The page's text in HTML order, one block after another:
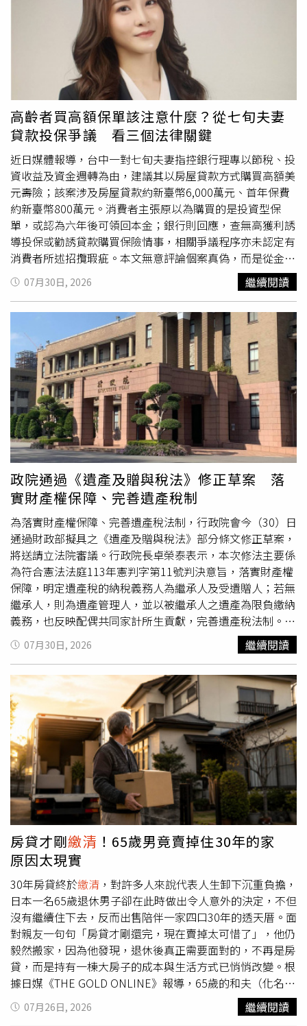
占案，2021年4月13日入獄，同年11月17日因癌症保外就
醫期間病逝。孫道存2016年因欠稅上億元遭行政執行署聲
請管收，只花2小時就繳清，傳出這筆錢由太電代墊，當時
擔任時代力量立委的黃國昌為此告發，北檢清查緊盯金流，
才追出孫道存弟弟後續公款私用的弊案。起訴書指出，孫道
亨與林世章身為上市公司高層，濫用職權損害公司利益，依
《證券交易法》特別背信罪提起公訴，並向法院聲請沒收、
追徵吳逸玲所取得的900萬3850元（243萬餘元現金與657
萬餘元車輛支出）不法所得。
高齡者買高額保單該注意什麼？從七旬夫妻
貸款投保爭議 看三個法律關鍵
近日媒體報導，台中一對七旬夫妻指控銀行理專以節稅、投
資收益及資金週轉為由，建議其以房屋貸款方式購買高額美
元壽險；該案涉及房屋貸款約新臺幣6,000萬元、首年保費
約新臺幣800萬元。消費者主張原以為購買的是投資型保
單，或認為六年後可領回本金；銀行則回應，查無高獲利誘
導投保或勸誘貸款購買保險情事，相關爭議程序亦未認定有
消費者所述招攬瑕疵。本文無意評論個案真偽，而是從金融
消費者保護法與保險法制角度，討論高齡者購買高額保單時
真正應注意的法律問題：有資產是否代表商品適合？有簽名
是否代表真正理解？有錄音錄影是否就沒有爭議？事後想解
約，是否一定能全額退費？115年4月金管會修正保險業招
攬及核保理賠辦法第6條、第7條，針對高齡投保、借款買保
險及解舊約買新約案件，調整關懷措施與作業流程。其重點
並非放鬆高齡保護，而是從單純以「65歲」作為判斷標準，
轉向更精細的「脆弱性評估」、「商品適合度」及「投保權
益保障措施」。一、有資產，不代表保單一定適合高額保單
爭議中，金融機構常會強調客戶與銀行往來多年、具備相當
資產，甚至能以不動產取得大額貸款。然而，法律上「有資
產」不等於「商品適合」。依金融消費者保護法第7條，金
融服務業與金融消費者訂約，應本於公平合理、平等互惠及
誠信原則，並盡善良管理人注意義務。同法第9條則要求金
融服務業於締約前充分瞭解金融消費者資料，以確保商品或
服務之適合度。另金融服務業確保金融商品或服務適合金融
消費者辦法第2條、第3條，也要求金融服務業依商品特性建
立差異化事前審查機制，並由適當單位審核簽約程序及客戶
資訊完整性。因此，能取得高額貸款，只能說明客戶可能具
有擔保品或信用條件，不能直接推論其適合以貸款購買長年
期、高額、外幣或具解約損失風險的保單。資產規模、貸款
能力、保費負擔能力、現金流及保險需求，必須分開判斷。
保險業招攬及核保理賠辦法第7條亦要求保險業建立核保制
度，包括財務核保、生調體檢標準及保險需求與適合度評
估。大額保單至少應確認：保費是否壓縮退休生活費、醫療
費及長照預備金；資金來源是否為閒置資金、貸款或保單借
款；保單目的究竟是保障、退休現金流、資產配置或財富傳
承；保費支出與保險需求是否相當；高齡者是否理解提前解
約、減額繳清、匯率及利率變動風險。換言之，以閒置資金
基於明確保障或傳承需求投保，與業務員積極建議高齡者貸
款繳保費，在法律評價上並不相同。前者可能是合理保險規
劃，後者則可能涉及適合度不足或不當招攬。二、有簽名，
不代表真正理解高齡保單爭議常見情形是：金融機構認為要
保書、風險揭露書及商品說明文件均已簽署，投保程序應無
問題；消費者卻主張自己雖簽名，實際上並未理解保單內
容。金融消費者保護法第10條規定，金融服務業於訂約前，
應充分說明金融商品、服務及契約重要內容，並充分揭露風
險。重點不是文件是否交付、客戶是否簽名，而是金融機構
是否以客戶可理解的方式說明商品本質、權利義務及主要風
險。高齡消費者最常見三種誤解：第一，把「保額」誤認為
「可領回金額」。壽險保額通常是保險事故發生時的給付金
額，不等於要保人隨時可領回的金額，也不等於解約金。第
二，把「宣告利率」誤認為「保證報酬」。利率變動型保單
的宣告利率不是定存利率，也不等於保證投資報酬。消費者
應看保單利益演算表中保證與非保證部分，以及各年度解約
金與保單價值準備金。第三，把「保單借款」誤認為「免費
07月30日, 2026 繼續閱讀
政院通過《遺產及贈與稅法》修正草案 落
實財產權保障、完善遺產稅制
為落實財產權保障、完善遺產稅法制，行政院會今（30）日
通過財政部擬具之《遺產及贈與稅法》部分條文修正草案，
將送請立法院審議。行政院長卓榮泰表示，本次修法主要係
為符合憲法法庭113年憲判字第11號判決意旨，落實財產權
保障，明定遺產稅的納稅義務人為繼承人及受遺贈人；若無
繼承人，則為遺產管理人，並以被繼承人之遺產為限負繳納
義務，也反映配偶共同家計所生貢獻，完善遺產稅法制。卓
榮泰指出，本次修正有三項重點：第一，被繼承人死亡前二
年內贈與特定親屬之財產，即擬制遺產，按其占遺產總額比
例計算遺產稅額，並以該擬制遺產之受贈人為納稅義務人。
第二，計算配偶剩餘財產差額分配請求權扣除數額時，配偶
受贈擬制遺產視為被繼承人現存財產計算。第三，修正遺產
稅納稅義務人範圍及刪除分期繳納之金額限制，有利納稅義
務人申報繳納稅款。行政院表示，本案送請立法院審議後，
卓榮泰請財政部積極與立法院朝野各黨團溝通，爭取支持，
儘速完成修法程序。本案修正要點如次：（一）修正遺產稅
納稅義務人範圍，刪除遺囑執行人為遺產稅納稅義務人之規
定，定明遺產稅納稅義務人依序為繼承人及受遺贈人、遺產
管理人，並以被繼承人遺產為限負繳納義務；增訂被繼承人
死亡前2年內贈與特定親屬之財產，按各受贈財產占遺產總
額比例計算之遺產稅額，以各受贈人為納稅義務人，並以受
贈財產為限負繳納義務之規定。（修正條文第6條）（二）
增訂計算配偶剩餘財產差額分配請求權扣除數額時，被繼承
人死亡前2年內贈與其配偶之財產視為被繼承人現存財產，
以及納稅義務人應實際給付依民法第1030條之1規定請求權
金額之財產予被繼承人之配偶，前述配偶受贈財產不得作為
納稅義務人履行該給付義務之財產之規定。（修正條文第17
條之1）（三）增訂被繼承人死亡後始經法院判決或與確定
判決同一效力之文書確定為其所有之財產案件之遺產稅申報
期間及核課期間起算日規定。（修正條文第23條）（四）修
正申請分期繳納與實物抵繳之要件及分期繳納加計利息之利
07月30日, 2026 繼續閱讀
房貸才剛繳清 ！65歲男竟賣掉住30年的家
原因太現實
30年房貸終於繳清 ，對許多人來說代表人生卸下沉重負擔，
日本一名65歲退休男子卻在此時做出令人意外的決定，不但
沒有繼續住下去，反而出售陪伴一家四口30年的透天厝。面
對親友一句句「房貸才剛還完，現在賣掉太可惜了」，他仍
毅然搬家，因為他發現，退休後真正需要面對的，不再是房
貸，而是持有一棟大房子的成本與生活方式已悄悄改變。根
據日媒《THE GOLD ONLINE》報導，65歲的和夫（化名）
退休後，每月僅靠18萬日圓年金（約新台幣3.6萬元）生
活。30年前，他與妻子在郊區購入一棟附庭院的4房兩層樓
07月26日, 2026 繼續閱讀